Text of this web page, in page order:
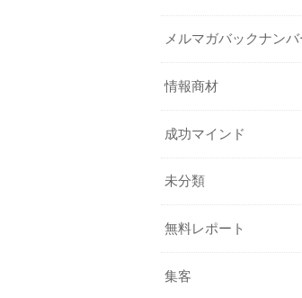
メルマガバックナンバ
情報商材
成功マインド
未分類
無料レポート
集客